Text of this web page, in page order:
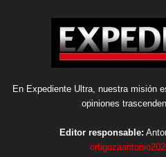
En Expediente Ultra, nuestra misión
opiniones
Editor responsable: